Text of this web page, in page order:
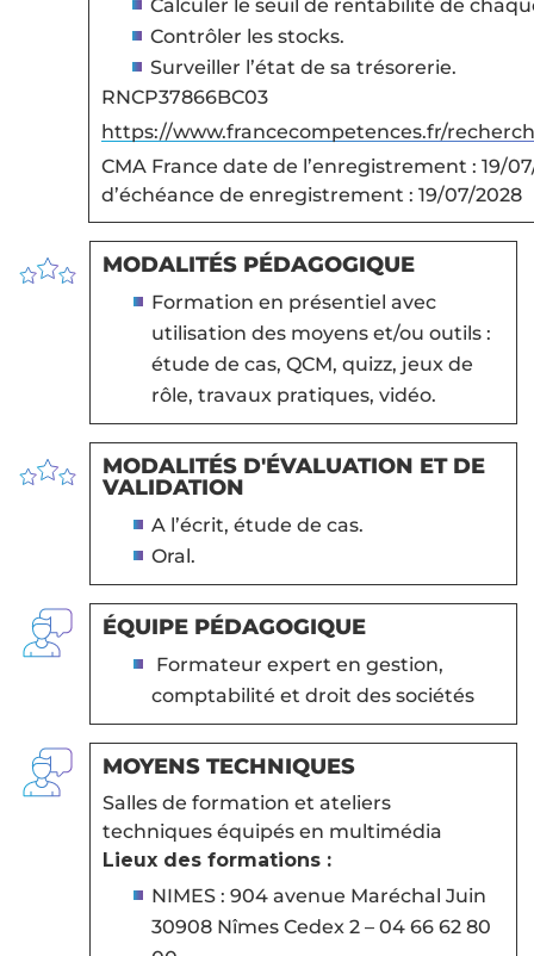
Calculer le seuil de rentabilité de
Contrôler les stocks.
Surveiller l’état de sa trésorerie.
RNCP37866BC03
https://www.francecompetences.fr/
CMA France date de l’enregistrement : 19/
d’échéance de enregistrement : 19/07/2028
MODALITÉS PÉDAGOGIQUE
Formation en présentiel avec
utilisation des moyens et/ou outils :
étude de cas, QCM, quizz, jeux de
rôle, travaux pratiques, vidéo.
MODALITÉS D'ÉVALUATION ET DE
VALIDATION
A l’écrit, étude de cas.
Oral.
ÉQUIPE PÉDAGOGIQUE
Formateur expert en gestion,
comptabilité et droit des sociétés
MOYENS TECHNIQUES
Salles de formation et ateliers
techniques équipés en multimédia
Lieux des formations :
NIMES : 904 avenue Maréchal Juin
30908 Nîmes Cedex 2 – 04 66 62 80